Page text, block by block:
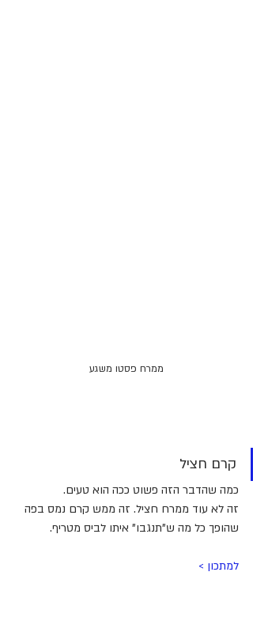
ממרח פסטו משגע
קרם חציל
כמה שהדבר הזה פשוט ככה הוא טעים.
זה לא עוד ממרח חציל. זה ממש קרם נמס בפה
שהופך כל מה ש"תנגבו" איתו לביס מטריף.
למתכון >